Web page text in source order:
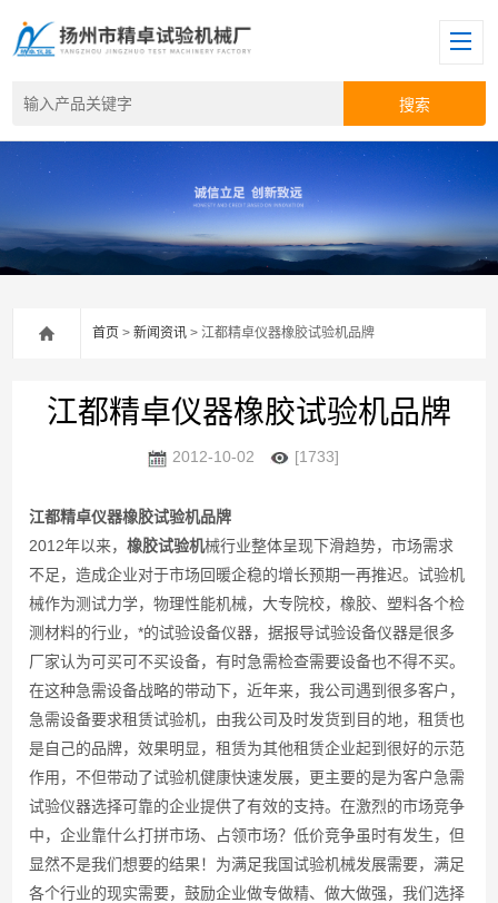
首页 >新闻资讯 > 江都精卓仪器橡胶试验机品牌
江都精卓仪器橡胶试验机品牌
2012-10-02 [1733]
江都精卓仪器橡胶试验机品牌
2012年以来，橡胶试验机械行业整体呈现下滑趋势，市场需求
不足，造成企业对于市场回暖企稳的增长预期一再推迟。试验机
械作为测试力学，物理性能机械，大专院校，橡胶、塑料各个检
测材料的行业，*的试验设备仪器，据报导试验设备仪器是很多
厂家认为可买可不买设备，有时急需检查需要设备也不得不买。
在这种急需设备战略的带动下，近年来，我公司遇到很多客户，
急需设备要求租赁试验机，由我公司及时发货到目的地，租赁也
是自己的品牌，效果明显，租赁为其他租赁企业起到很好的示范
作用，不但带动了试验机健康快速发展，更主要的是为客户急需
试验仪器选择可靠的企业提供了有效的支持。在激烈的市场竞争
中，企业靠什么打拼市场、占领市场？低价竞争虽时有发生，但
显然不是我们想要的结果！为满足我国试验机械发展需要，满足
各个行业的现实需要，鼓励企业做专做精、做大做强，我们选择